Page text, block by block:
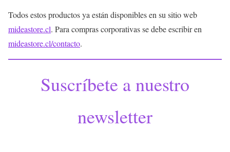
Todos estos productos ya están disponibles en su sitio web
mideastore.cl. Para compras corporativas se debe escribir en
mideastore.cl/contacto.
Suscríbete a nuestro
newsletter